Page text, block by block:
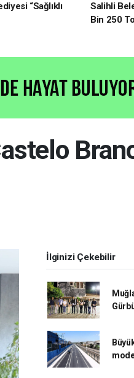
“Sağlıklı
Salihli
Bin 250
İlginizi Çekebilir